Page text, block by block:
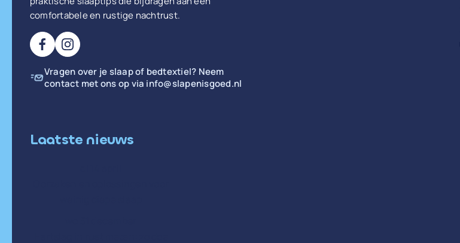
comfortabele en rustige nachtrust.
Vragen over je slaap of bedtextiel? Neem
contact met ons op via info@slapenisgoed.nl
Laatste nieuws